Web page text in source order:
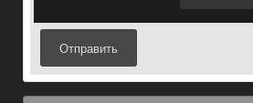
Отправить